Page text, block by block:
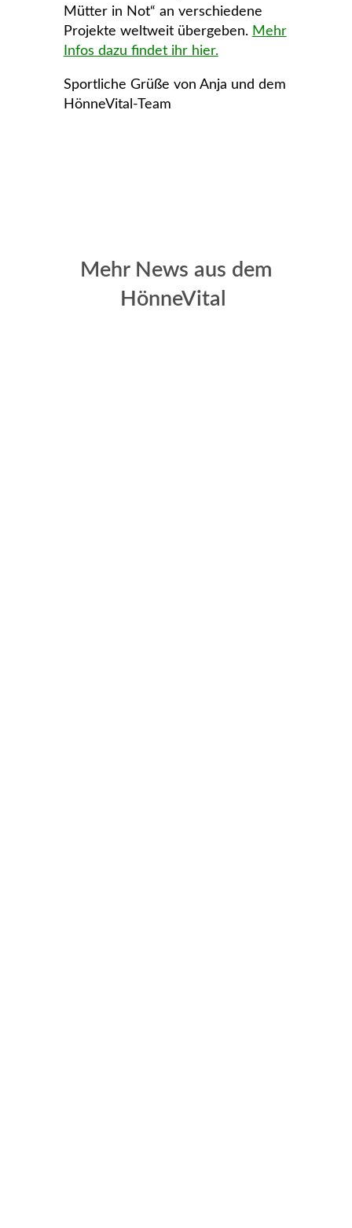
Mütter in Not“ an verschiedene
Projekte weltweit übergeben. Mehr
Infos dazu findet ihr hier.
Sportliche Grüße von Anja und dem
HönneVital-Team
Mehr News aus dem
HönneVital